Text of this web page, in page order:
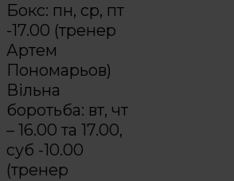
Бокс: пн, ср, пт
-17.00 (тренер
Артем
Пономарьов)
Вільна
боротьба: вт, чт
– 16.00 та 17.00,
суб -10.00
(тренер